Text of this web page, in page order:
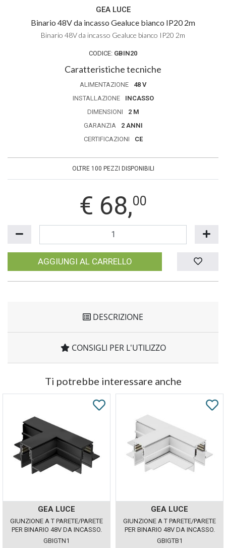
GEA LUCE
Binario 48V da incasso Gealuce bianco IP20 2m
Binario 48V da incasso Gealuce bianco IP20 2m
CODICE: GBIN20
Caratteristiche tecniche
ALIMENTAZIONE
48 V
INSTALLAZIONE
INCASSO
DIMENSIONI
2 M
GARANZIA
2 ANNI
CERTIFICAZIONI
CE
OLTRE 100 PEZZI DISPONIBILI
€ 68,00
AGGIUNGI AL CARRELLO
DESCRIZIONE
CONSIGLI PER L'UTILIZZO
Ti potrebbe interessare anche
GEA LUCE
GIUNZIONE A T PARETE/PARETE
PER BINARIO 48V DA INCASSO.
NERO GEALUCE
GBIGTN1
GEA LUCE
GIUNZIONE A T PARETE/PARETE
PER BINARIO 48V DA INCASSO.
BIANCO GEALUCE
GBIGTB1